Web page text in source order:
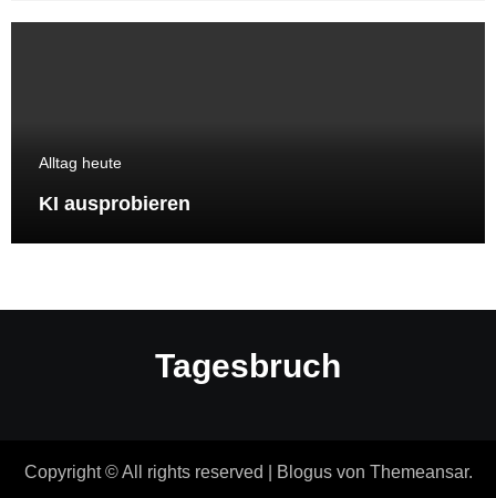
Alltag heute
KI ausprobieren
Tagesbruch
Copyright © All rights reserved Blogusvon Themeansar.